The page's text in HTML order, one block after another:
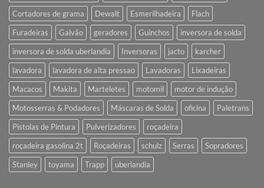
Cortadores de grama
Dewalt Esmerilhadeira
Flach
Furadeiras
Galvão geradores Guinchos
inversora de solda
inversora de solda uberlandia
Inversoras jacto
karcher
lavadora
lavadora de alta pressao Lavadoras
Lixadeiras
Macacos
Makita Marteletes motomil
motor de indução
Motosserras & Podadores
Máscaras de Solda oficina
Paletrans
Pistolas de Pintura
Pulverizadores
roçadeira
roçadeira gasolina 2t
Roçadeiras schulz Serras
Sopradores
Stanley
toyama Trapp uberlandia